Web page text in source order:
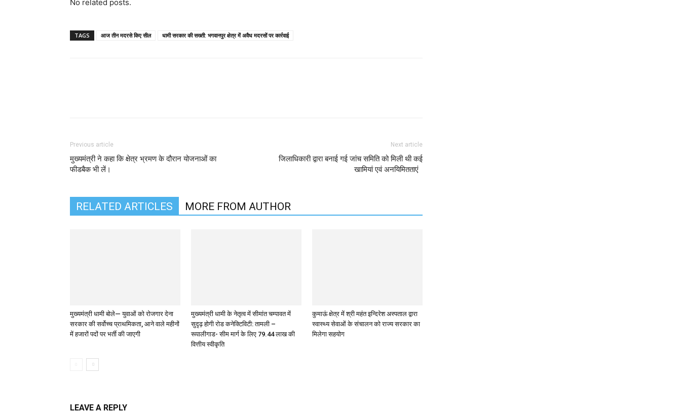
No related posts.
TAGS आज तीन मदरसे किए सील धामी सरकार की सख्ती: भगवानपुर क्षेत्र में अवैध मदरसों पर कार्रवाई
Previous article
मुख्यमंत्री ने कहा कि क्षेत्र भ्रमण के दौरान योजनाओं का
फीडबैक भी लें।
Next article
जिलाधिकारी द्वारा बनाई गई जांच समिति को मिली थी कई
खामियां एवं अनयिमितताएं
RELATED ARTICLES MORE FROM AUTHOR
मुख्यमंत्री धामी बोले— युवाओं को रोजगार देना
सरकार की सर्वोच्च प्राथमिकता, आने वाले महीनों
में हजारों पदों पर भर्ती की जाएगी
मुख्यमंत्री धामी के नेतृत्व में सीमांत चम्पावत में
सुदृढ़ होगी रोड कनेक्टिविटी: तामली –
रूपालीगाड- सीम मार्ग के लिए ₹79.44 लाख की
वित्तीय स्वीकृति
कुमाऊं क्षेत्र में श्री महंत इन्दिरेश अस्पताल द्वारा
स्वास्थ्य सेवाओं के संचालन को राज्य सरकार का
मिलेगा सहयोग
LEAVE A REPLY